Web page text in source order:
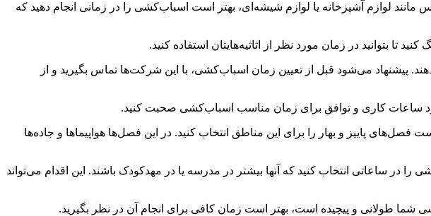
لوازم آشپزخانه یا لوازم شیشه‌ای، بهتر است اسباب‌کشی را در زمانی انجام دهید که
بتوانید در زمان مورد نظر از اثاثیه‌هایتان استفاده کنید.
می‌شود قبل از تعیین زمان اسباب‌کشی، با این شرکت‌ها تماس بگیرید و از
ساعات کاری و توافق برای زمان مناسب اسباب‌کشی صحبت کنید.
فصل‌های پاییز و بهار را برای این مناطق انتخاب کنید. در این فصل‌ها هواپیماها و جاده‌ها
در ساعاتی انتخاب کنید که آنها بیشتر در مدرسه یا در مهدکودک باشند. این اقدام می‌تواند
طولانی و پیچیده است، بهتر است زمان کافی برای انجام آن در نظر بگیرید.